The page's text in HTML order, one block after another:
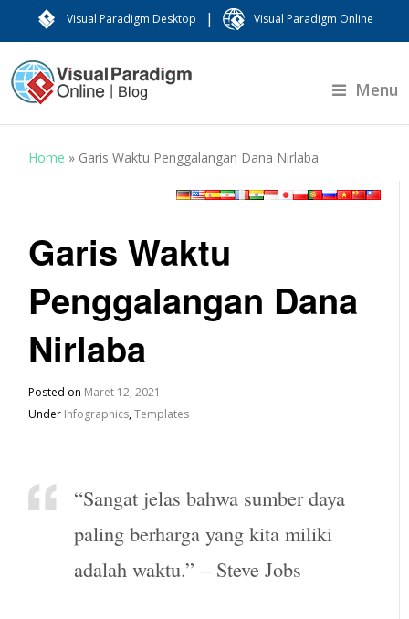
Visual Paradigm Desktop | Visual Paradigm Online
Menu
Home » Garis Waktu Penggalangan Dana Nirlaba
Garis Waktu
Penggalangan Dana
Nirlaba
Posted on Maret 12, 2021
Under Infographics,Templates
“Sangat jelas bahwa sumber daya
paling berharga yang kita miliki
adalah waktu.” – Steve Jobs